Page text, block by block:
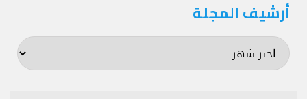
أرشيف المجلة أرشيف
المجلة